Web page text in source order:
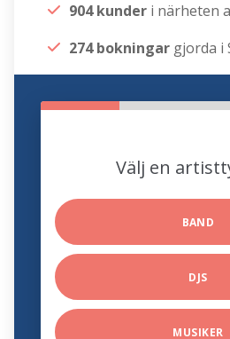
904 kunder i närheten
274 bokningar gjorda i
Välj en
BAND
DJS
MUSIKER